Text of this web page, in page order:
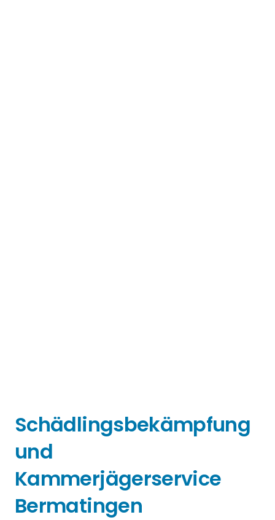
Schädlingsbekämpfung
und
Kammerjägerservice
Bermatingen